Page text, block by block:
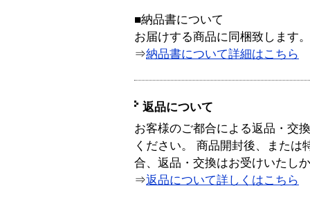
■納品書について
お届けする商品に同梱致します。
⇒納品書について詳細はこちら
返品について
お客様のご都合による返品・交
ください。 商品開封後、または
合、返品・交換はお受けいたし
⇒返品について詳しくはこちら